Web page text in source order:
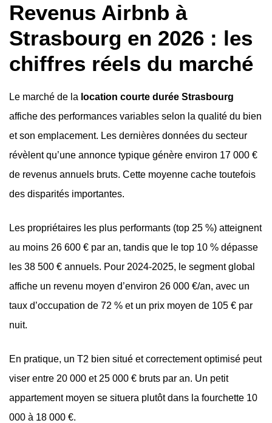
Revenus Airbnb à
Strasbourg en 2026 : les
chiffres réels du marché
Le marché de la location courte durée Strasbourg
affiche des performances variables selon la qualité du bien
et son emplacement. Les dernières données du secteur
révèlent qu’une annonce typique génère environ 17 000 €
de revenus annuels bruts. Cette moyenne cache toutefois
des disparités importantes.
Les propriétaires les plus performants (top 25 %) atteignent
au moins 26 600 € par an, tandis que le top 10 % dépasse
les 38 500 € annuels. Pour 2024-2025, le segment global
affiche un revenu moyen d’environ 26 000 €/an, avec un
taux d’occupation de 72 % et un prix moyen de 105 € par
nuit.
En pratique, un T2 bien situé et correctement optimisé peut
viser entre 20 000 et 25 000 € bruts par an. Un petit
appartement moyen se situera plutôt dans la fourchette 10
000 à 18 000 €.